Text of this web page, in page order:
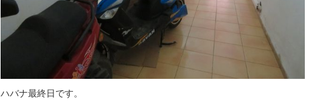
ハバナ最終日です。